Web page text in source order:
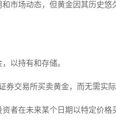
市场动态，但黄金因其历史
以持有和存储。
券交易所买卖黄金，而无需实际
者在未来某个日期以特定价格